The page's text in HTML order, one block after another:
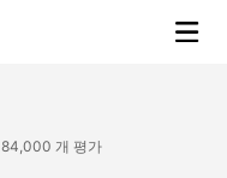
84,000 개 평가